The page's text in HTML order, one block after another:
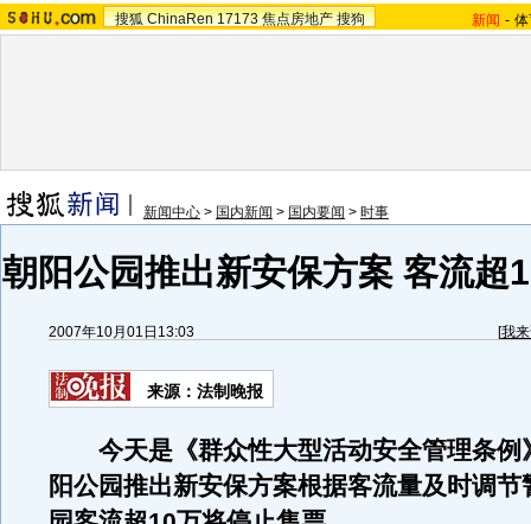
搜狐 ChinaRen 17173 焦点房地产 搜狗 新闻 -
新闻中心 > 国内新闻 > 国内要闻 > 时事
朝阳公园推出新安保方案 客流超
2007年10月01日13:03 [我
来源：法制晚报
今天是《群众性大型活动安全管理条例
阳公园推出新安保方案根据客流量及时调